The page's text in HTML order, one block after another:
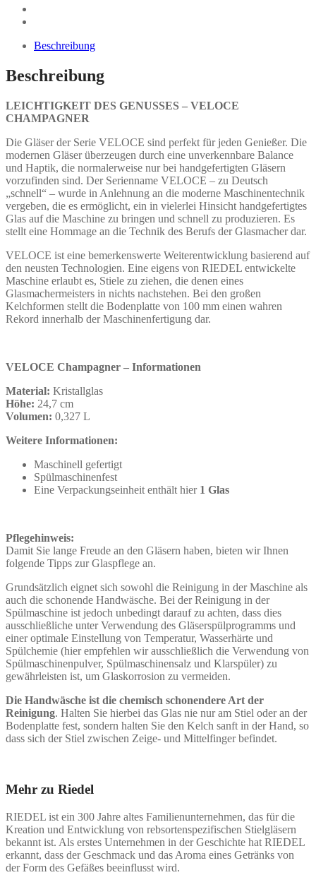
Beschreibung
Beschreibung
LEICHTIGKEIT DES GENUSSES – VELOCE
CHAMPAGNER
Die Gläser der Serie VELOCE sind perfekt für jeden Genießer. Die
modernen Gläser überzeugen durch eine unverkennbare Balance
und Haptik, die normalerweise nur bei handgefertigten Gläsern
vorzufinden sind. Der Serienname VELOCE – zu Deutsch
„schnell“ – wurde in Anlehnung an die moderne Maschinentechnik
vergeben, die es ermöglicht, ein in vielerlei Hinsicht handgefertigtes
Glas auf die Maschine zu bringen und schnell zu produzieren. Es
stellt eine Hommage an die Technik des Berufs der Glasmacher dar.
VELOCE ist eine bemerkenswerte Weiterentwicklung basierend auf
den neusten Technologien. Eine eigens von RIEDEL entwickelte
Maschine erlaubt es, Stiele zu ziehen, die denen eines
Glasmachermeisters in nichts nachstehen. Bei den großen
Kelchformen stellt die Bodenplatte von 100 mm einen wahren
Rekord innerhalb der Maschinenfertigung dar.
VELOCE Champagner – Informationen
Material: Kristallglas
Höhe: 24,7 cm
Volumen: 0,327 L
Weitere Informationen:
Maschinell gefertigt
Spülmaschinenfest
Eine Verpackungseinheit enthält hier 1 Glas
Pflegehinweis:
Damit Sie lange Freude an den Gläsern haben, bieten wir Ihnen
folgende Tipps zur Glaspflege an.
Grundsätzlich eignet sich sowohl die Reinigung in der Maschine als
auch die schonende Handwäsche. Bei der Reinigung in der
Spülmaschine ist jedoch unbedingt darauf zu achten, dass dies
ausschließliche unter Verwendung des Gläserspülprogramms und
einer optimale Einstellung von Temperatur, Wasserhärte und
Spülchemie (hier empfehlen wir ausschließlich die Verwendung von
Spülmaschinenpulver, Spülmaschinensalz und Klarspüler) zu
gewährleisten ist, um Glaskorrosion zu vermeiden.
Die Handwäsche ist die chemisch schonendere Art der
Reinigung. Halten Sie hierbei das Glas nie nur am Stiel oder an der
Bodenplatte fest, sondern halten Sie den Kelch sanft in der Hand, so
dass sich der Stiel zwischen Zeige- und Mittelfinger befindet.
Mehr zu Riedel
RIEDEL ist ein 300 Jahre altes Familienunternehmen, das für die
Kreation und Entwicklung von rebsortenspezifischen Stielgläsern
bekannt ist. Als erstes Unternehmen in der Geschichte hat RIEDEL
erkannt, dass der Geschmack und das Aroma eines Getränks von
der Form des Gefäßes beeinflusst wird.